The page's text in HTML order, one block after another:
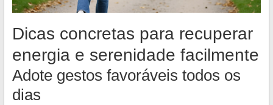
Dicas concretas para recuperar
energia e serenidade facilmente
Adote gestos favoráveis todos os
dias